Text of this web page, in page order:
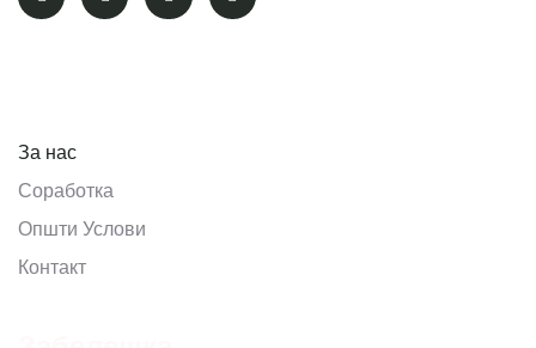
За нас
Соработка
Општи Услови
Контакт